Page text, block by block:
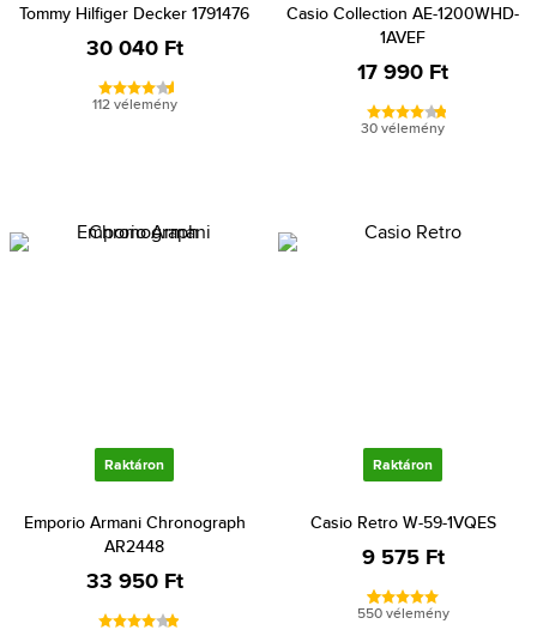
Tommy Hilfiger Decker 1791476
30 040 Ft
112 vélemény
Casio Collection AE-1200WHD-
1AVEF
17 990 Ft
30 vélemény
Raktáron
Emporio Armani Chronograph
AR2448
33 950 Ft
Raktáron
Casio Retro W-59-1VQES
9 575 Ft
550 vélemény